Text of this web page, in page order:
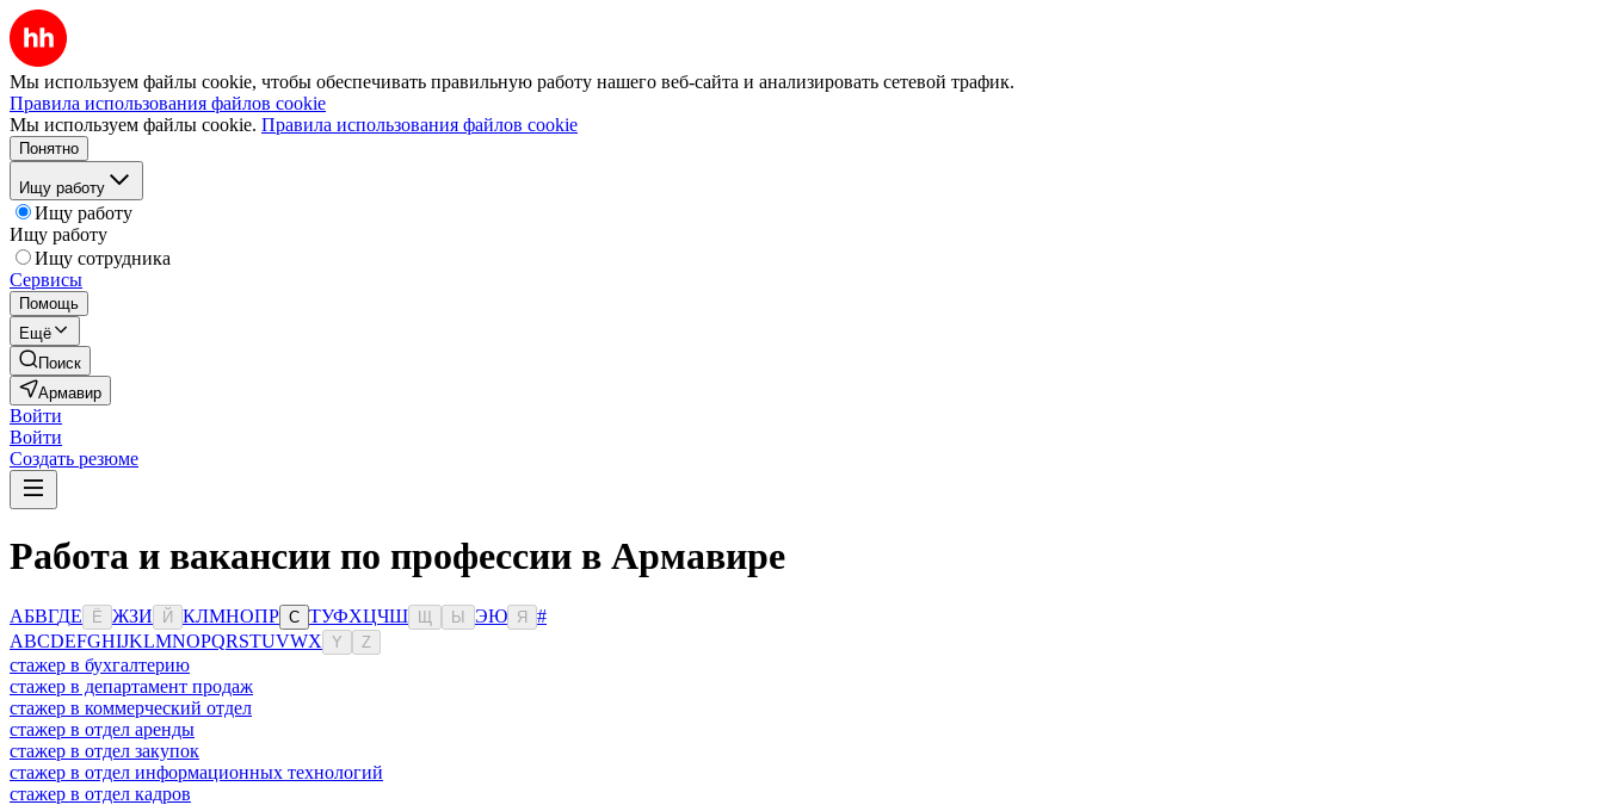
Мы используем файлы cookie, чтобы обеспечивать правильную работу нашего веб-сайта и анализировать сетевой трафик.
Правила использования файлов cookie
Мы используем файлы cookie. Правила использования файлов cookie
Понятно
Ищу работу
Ищу работу
Ищу работу
Ищу сотрудника
Сервисы
Помощь
Ещё
Поиск
Армавир
Войти
Войти
Создать резюме
Работа и вакансии по профессии в Армавире
АБВГДЕ Ё ЖЗИ Й КЛМНОПР С ТУФХЦЧШ Ы ЭЮ Я
#
ABCDEFGHIJKLMNOPQRSTUVWX Y Z
стажер в бухгалтерию
стажер в департамент продаж
стажер в коммерческий отдел
стажер в отдел аренды
стажер в отдел закупок
стажер в отдел информационных технологий
стажер в отдел кадров